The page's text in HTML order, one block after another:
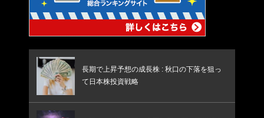
長期で上昇予想の成長株 : 秋口の下落を狙っ
て日本株投資戦略